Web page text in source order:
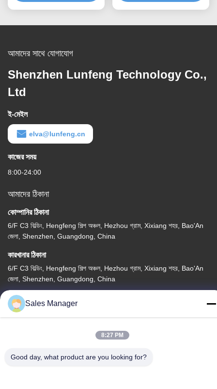
আমাদের সাথে যোগাযোগ
Shenzhen Lunfeng Technology Co.,
Ltd
ই-মেইল
elva@lunfeng.cn
কাজের সময়
8:00-24:00
আমাদের ঠিকানা
কোম্পানির ঠিকানা
6/F C3 বিল্ডিং, Hengfeng শিল্প অঞ্চল, Hezhou গ্রাম, Xixiang শহর, Bao'An
জেলা, Shenzhen, Guangdong, China
কারখানার ঠিকানা
6/F C3 বিল্ডিং, Hengfeng শিল্প অঞ্চল, Hezhou গ্রাম, Xixiang শহর, Bao'An
জেলা, Shenzhen, Guangdong, China
টেলিফোন
86--13662697476
Sales Manager
8:27 PM
Good day, what product are you looking for?